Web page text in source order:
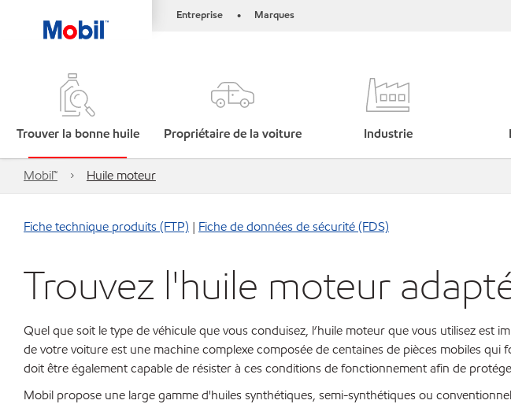
Entreprise • Marques
Trouver la bonne huile Propriétaire de la voiture Industrie
Mobil™ Huile moteur
Fiche technique produits (FTP) | Fiche de données de sécurité (FDS)
Trouvez l'huile moteur
Quel que soit le type de véhicule que vous conduisez, l’huile moteur que vous utilisez
de votre voiture est une machine complexe composée de centaines de pièces mobiles
doit être également capable de résister à ces conditions de fonctionnement afin de
Mobil propose une large gamme d'huiles synthétiques, semi-synthétiques ou